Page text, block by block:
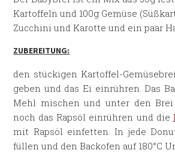
Kartoffeln und 100g Gemüse
Zucchini und Karotte und ein paar
ZUBEREITUNG:
den stückigen Kartoffel-
geben und das Ei einrühren. Das
Mehl mischen und unter den
noch das Rapsöl einrühren und die
mit Rapsöl einfetten. In jede
füllen und den Backofen auf 180°C